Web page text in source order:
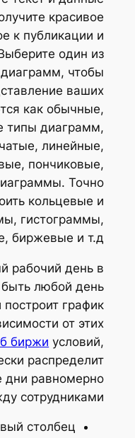
красивое
к публикации и
один из
чтобы
ваших
как обычные,
типы диаграмм,
линейные,
пончиковые,
Точно
кольцевые и
гистограммы,
биржевые и т.д.
рабочий день в
любой день
график
от этих
биржи условий,
распределит
дни равномерно
сотрудниками.
столбец